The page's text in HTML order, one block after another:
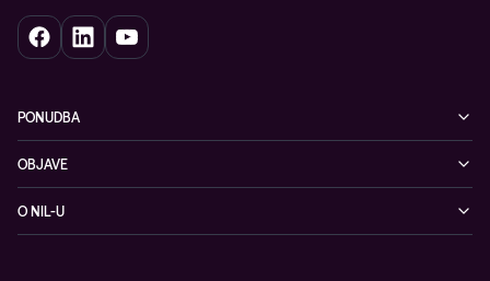
PONUDBA
Omrežje
Hibridni oblak
OBJAVE
Blogi
O NIL-U